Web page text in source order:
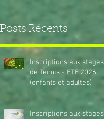
Posts Récents
Inscriptions aux stages
de Tennis - ETE 2026
(enfants et adultes)
Inscriptions aux stages